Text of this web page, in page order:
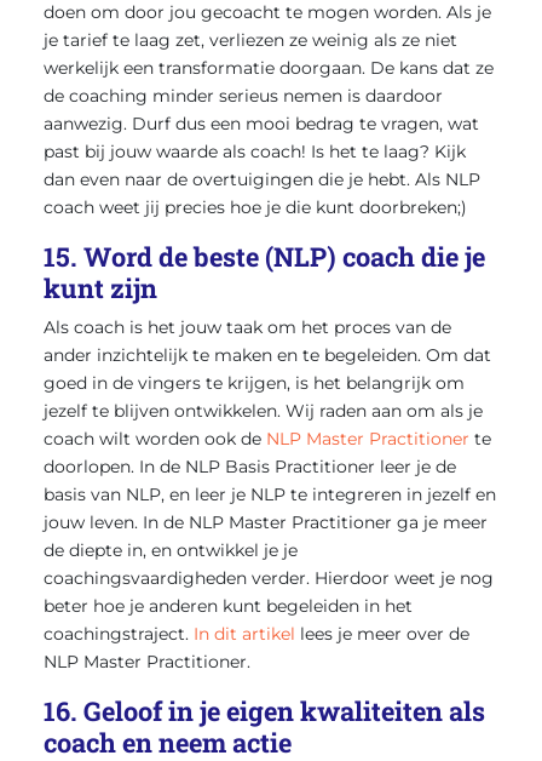
doen om door jou gecoacht te mogen worden. Als je
je tarief te laag zet, verliezen ze weinig als ze niet
werkelijk een transformatie doorgaan. De kans dat ze
de coaching minder serieus nemen is daardoor
aanwezig. Durf dus een mooi bedrag te vragen, wat
past bij jouw waarde als coach! Is het te laag? Kijk
dan even naar de overtuigingen die je hebt. Als NLP
coach weet jij precies hoe je die kunt doorbreken;)
15. Word de beste (NLP) coach die je
kunt zijn
Als coach is het jouw taak om het proces van de
ander inzichtelijk te maken en te begeleiden. Om dat
goed in de vingers te krijgen, is het belangrijk om
jezelf te blijven ontwikkelen. Wij raden aan om als je
coach wilt worden ook de NLP Master Practitioner te
doorlopen. In de NLP Basis Practitioner leer je de
basis van NLP, en leer je NLP te integreren in jezelf en
jouw leven. In de NLP Master Practitioner ga je meer
de diepte in, en ontwikkel je je
coachingsvaardigheden verder. Hierdoor weet je nog
beter hoe je anderen kunt begeleiden in het
coachingstraject. In dit artikel lees je meer over de
NLP Master Practitioner.
16. Geloof in je eigen kwaliteiten als
coach en neem actie